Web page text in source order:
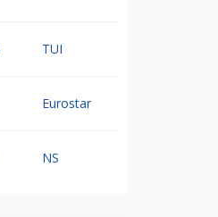
TUI
Eurostar
NS